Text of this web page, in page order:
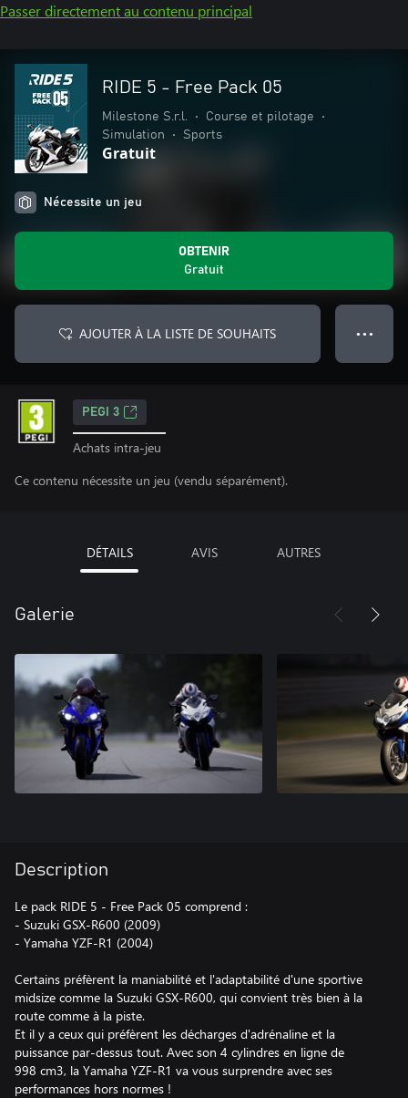
Passer directement au contenu principal
RIDE 5 - Free Pack 05
Milestone S.r.l. • Course et pilotage
•
Simulation
• Sports
Gratuit
Nécessite un jeu
OBTENIR
Gratuit
AJOUTER À LA LISTE DE SOUHAITS ● ● ●
PEGI 3
Achats intra-jeu
Ce contenu nécessite un jeu (vendu séparément).
DÉTAILS AVIS AUTRES
Galerie
Description
Le pack RIDE 5 - Free Pack 05 comprend :
- Suzuki GSX-R600 (2009)
- Yamaha YZF-R1 (2004)
Certains préfèrent la maniabilité et l'adaptabilité d'une sportive
midsize comme la Suzuki GSX-R600, qui convient très bien à la
route comme à la piste.
Et il y a ceux qui préfèrent les décharges d'adrénaline et la
puissance par-dessus tout. Avec son 4 cylindres en ligne de
998 cm3, la Yamaha YZF-R1 va vous surprendre avec ses
performances hors normes !